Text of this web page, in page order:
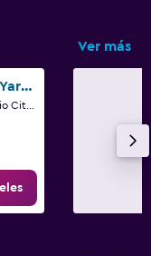
Ver más
Studio City Court Yard Hotel